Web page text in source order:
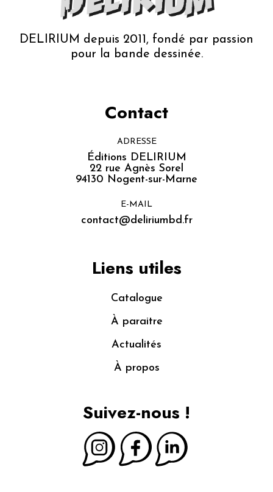
DELIRIUM depuis 2011, fondé par passion
pour la bande dessinée.
Contact
ADRESSE
Éditions DELIRIUM
22 rue Agnès Sorel
94130 Nogent-sur-Marne
E-MAIL
contact@deliriumbd.fr
Liens utiles
Catalogue
À paraitre
Actualités
À propos
Suivez-nous !